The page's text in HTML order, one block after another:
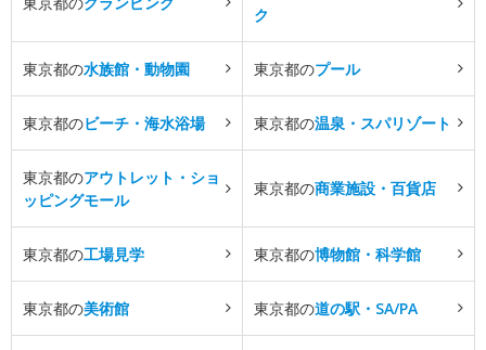
ク
東京都の水族館・動物園 東京都のプール
東京都のビーチ・海水浴場 東京都の温泉・スパリゾート
東京都のアウトレット・ショ
ッピングモール
東京都の商業施設・百貨店
東京都の工場見学 東京都の博物館・科学館
東京都の美術館 東京都の道の駅・SA/PA